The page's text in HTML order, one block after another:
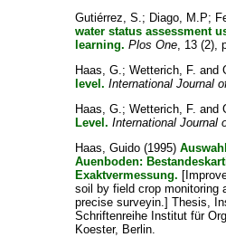
Gutiérrez, S.; Diago, M.P;
water status assessment
learning. Plos One, 13 (2),
Haas, G.;Wetterich, F. and
level. International Journal
Haas, G.;Wetterich, F. and
Level. International Journal
Haas, Guido (1995)
Auenboden:
Exaktvermessung.
soil by field crop monitoring
precise surveyin.] Thesis,
Schriftenreihe Institut für
Koester, Berlin.